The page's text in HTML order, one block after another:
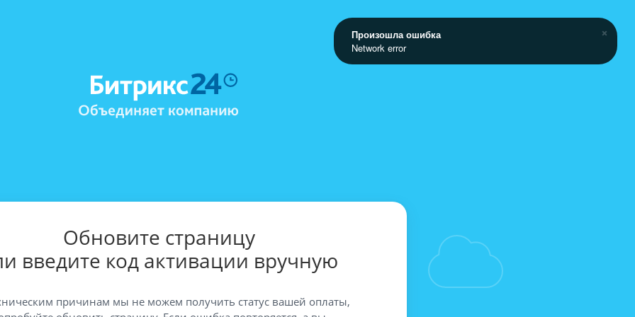
Обновите страницу
введите код активации вручную
причинам мы не можем получить статус вашей оплаты,
Произошла ошибка
Network error